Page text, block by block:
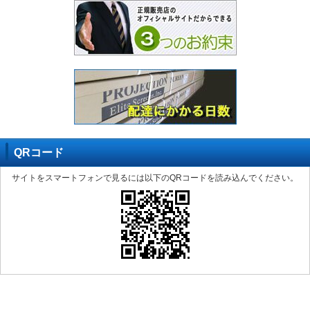
QRコード
サイトをスマートフォンで見るには以下のQRコードを読み込んでください。